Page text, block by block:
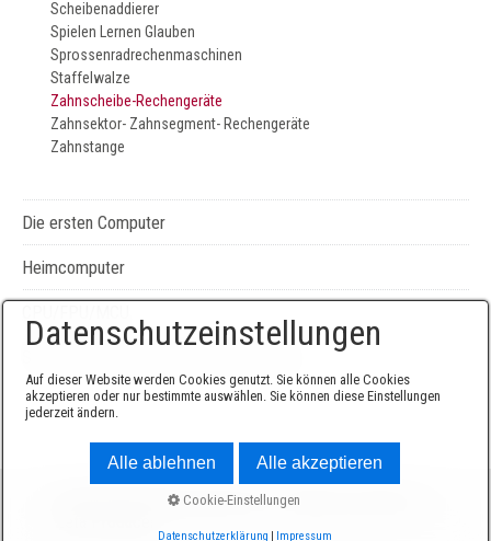
Scheibenaddierer
Spielen Lernen Glauben
Sprossenradrechenmaschinen
Staffelwalze
Zahnscheibe-Rechengeräte
Zahnsektor- Zahnsegment- Rechengeräte
Zahnstange
Die ersten Computer
Heimcomputer
© 2026 Sammlung Edgar Elsen -Website erstellt mit
Datenschutzeinstellungen
Auf dieser Website werden Cookies genutzt. Sie können alle Cookies
akzeptieren oder nur bestimmte auswählen. Sie können diese Einstellungen
jederzeit ändern.
Alle ablehnen Alle akzeptieren
Cookie-Einstellungen
Datenschutzerklärung | Impressum